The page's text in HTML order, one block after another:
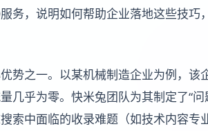
务，说明如何帮助企业落地这些技
势之一。以某机械制造企业为例，该
几乎为零。快米兔团队为其制定了“问
索中面临的收录难题（如技术内容专